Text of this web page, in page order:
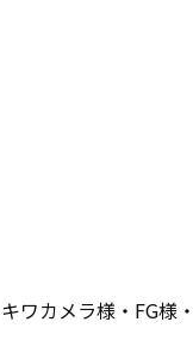
ワカメラ様・FG様